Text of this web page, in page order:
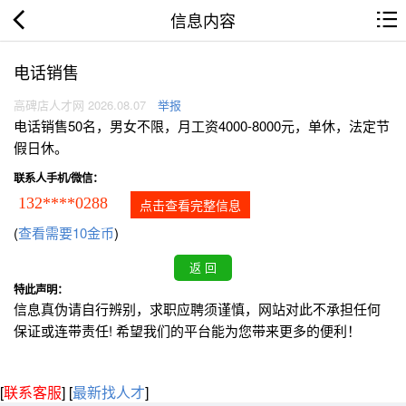
信息内容
电话销售
高碑店人才网 2026.08.07 举报
电话销售50名，男女不限，月工资4000-8000元，单休，法定节
假日休。
联系人手机/微信：
132****0288 点击查看完整信息
(查看需要10金币)
特此声明：
信息真伪请自行辨别，求职应聘须谨慎，网站对此不承担任何
保证或连带责任! 希望我们的平台能为您带来更多的便利！
[联系客服] [最新找人才]